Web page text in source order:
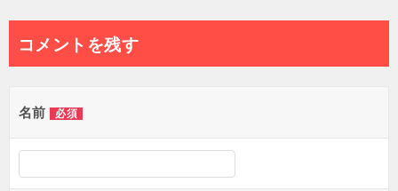
ナ
ビ
ゲ
コメントを残す
名前 必須